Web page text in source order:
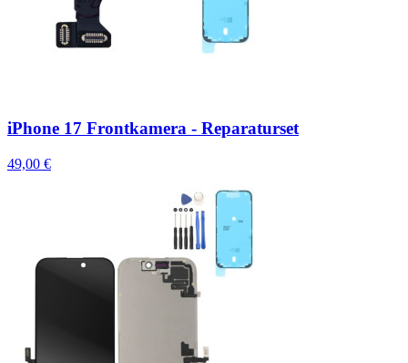
iPhone 17 Frontkamera - Reparaturset
49,00 €